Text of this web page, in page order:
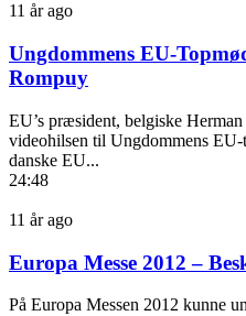
11 år ago
Ungdommens EU-
Rompuy
EU’s præsident, belgiske
videohilsen til Ungdommens
danske EU...
24:48
11 år ago
Europa Messe 2012 –
På Europa Messen 2012 kunne